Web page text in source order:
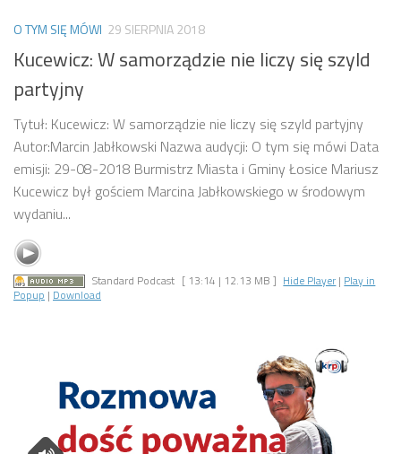
O TYM SIĘ MÓWI 29 SIERPNIA 2018
Kucewicz: W samorządzie nie liczy się szyld
partyjny
Tytuł: Kucewicz: W samorządzie nie liczy się szyld partyjny
Autor:Marcin Jabłkowski Nazwa audycji: O tym się mówi Data
emisji: 29-08-2018 Burmistrz Miasta i Gminy Łosice Mariusz
Kucewicz był gościem Marcina Jabłkowskiego w środowym
wydaniu...
Standard Podcast [ 13:14 | 12.13 MB ] Hide Player | Play in
Popup | Download